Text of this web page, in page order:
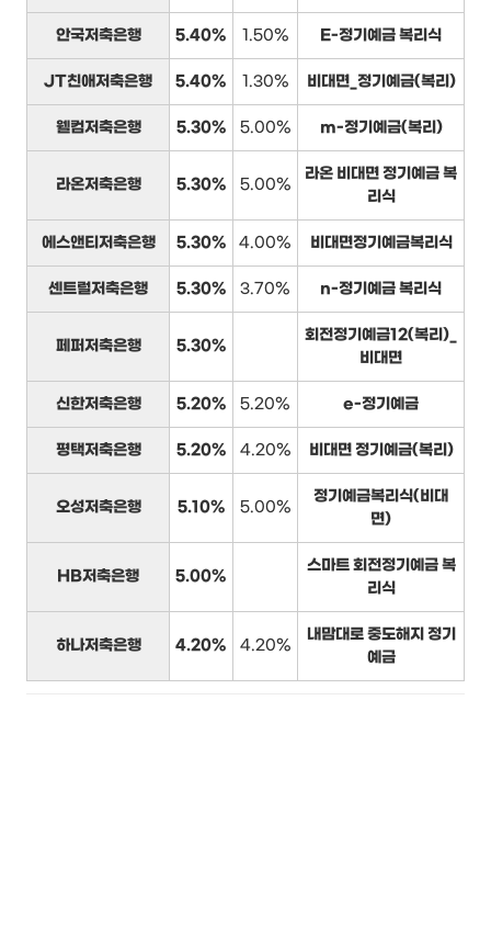
안국저축은행 5.40% 1.50% E-정기예금 복리식
JT친애저축은행 5.40% 1.30% 비대면_정기예금(복리)
웰컴저축은행 5.30% 5.00% m-정기예금(복리)
라온저축은행 5.30% 5.00%
라온 비대면 정기예금 복
리식
에스앤티저축은행 5.30% 4.00% 비대면정기예금복리식
센트럴저축은행 5.30% 3.70% n-정기예금 복리식
페퍼저축은행 5.30%
회전정기예금12(복리)_
비대면
신한저축은행 5.20% 5.20% e-정기예금
평택저축은행 5.20% 4.20% 비대면 정기예금(복리)
오성저축은행 5.10% 5.00%
정기예금복리식(비대
면)
HB저축은행 5.00%
스마트 회전정기예금 복
리식
하나저축은행 4.20% 4.20%
내맘대로 중도해지 정기
예금